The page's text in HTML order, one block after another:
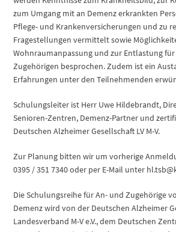
zum Umgang mit an Demenz erkrankten
Pflege- und Krankenversicherungen und zu
Fragestellungen vermittelt sowie
Wohnraumanpassung und zur Entlastung
Zugehörigen besprochen. Zudem ist ein
Erfahrungen unter den Teilnehmenden
Schulungsleiter ist Herr Uwe Hildebrandt,
Senioren-Zentren, Demenz-Partner und
Deutschen Alzheimer Gesellschaft LV M-V.
Zur Planung bitten wir um vorherige
0395 / 351 7340 oder per E-Mail unter
Die Schulungsreihe für An- und Zugehörige
Demenz wird von der Deutschen Alzheimer
Landesverband M-V e.V., dem Deutschen